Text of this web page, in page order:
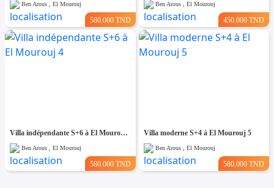
Ben Arous , El Mourouj
580.000 TND
Ben Arous , El Mourouj
450.000 TND
Villa indépendante S+6 à El Mourouj 4
Ben Arous , El Mourouj
580.000 TND
Villa moderne S+4 à El Mourouj 5
Ben Arous , El Mourouj
580.000 TND